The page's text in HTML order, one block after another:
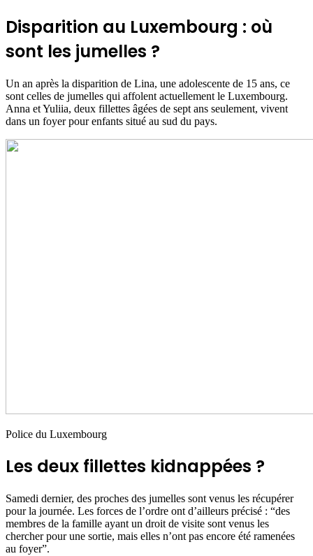
Disparition au Luxembourg : où
sont les jumelles ?
Un an après la disparition de Lina, une adolescente de 15 ans, ce
sont celles de jumelles qui affolent actuellement le Luxembourg.
Anna et Yuliia, deux fillettes âgées de sept ans seulement, vivent
dans un foyer pour enfants situé au sud du pays.
Police du Luxembourg
Les deux fillettes kidnappées ?
Samedi dernier, des proches des jumelles sont venus les récupérer
pour la journée. Les forces de l’ordre ont d’ailleurs précisé : “des
membres de la famille ayant un droit de visite sont venus les
chercher pour une sortie, mais elles n’ont pas encore été ramenées
au foyer”.